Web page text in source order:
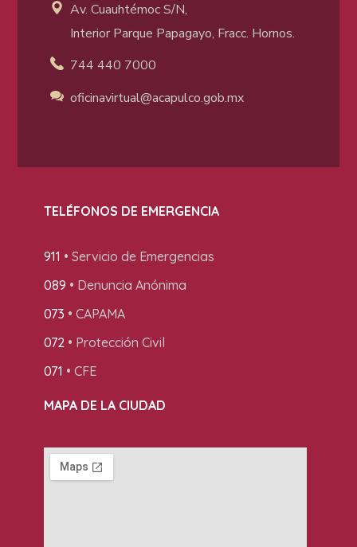
Av. Cuauhtémoc S/N,
Interior Parque Papagayo, Fracc. Hornos.
744 440 7000
oficinavirtual@acapulco.gob.mx
TELÉFONOS DE EMERGENCIA
911 • Servicio de Emergencias
089 • Denuncia Anónima
073 • CAPAMA
072• Protección Civil
071 • CFE
MAPA DE LA CIUDAD